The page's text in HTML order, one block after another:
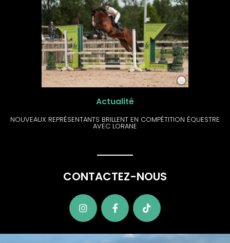
Actualité
NOUVEAUX REPRÉSENTANTS BRILLENT EN COMPÉTITION ÉQUESTRE
AVEC LORANE
CONTACTEZ-NOUS